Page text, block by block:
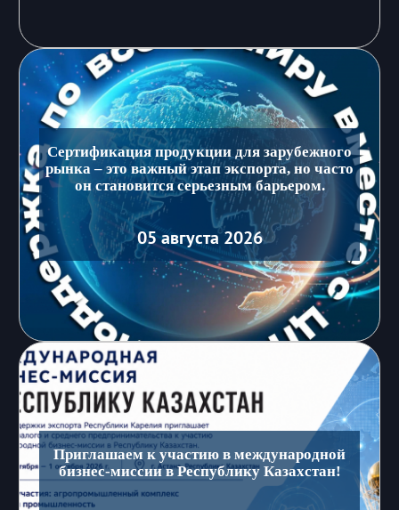
Сертификация продукции для зарубежного
рынка – это важный этап экспорта, но часто
он становится серьезным барьером.
05 августа 2026
Приглашаем к участию в международной
бизнес-миссии в Республику Казахстан!